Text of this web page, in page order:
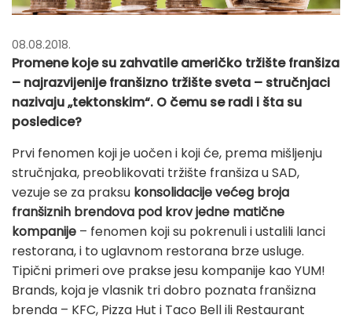
08.08.2018.
Promene koje su zahvatile američko tržište franšiza
– najrazvijenije franšizno tržište sveta – stručnjaci
nazivaju „tektonskim“. O čemu se radi i šta su
posledice?
Prvi fenomen koji je uočen i koji će, prema mišljenju
stručnjaka, preoblikovati tržište franšiza u SAD,
vezuje se za praksu konsolidacije većeg broja
franšiznih brendova pod krov jedne matične
kompanije – fenomen koji su pokrenuli i ustalili lanci
restorana, i to uglavnom restorana brze usluge.
Tipični primeri ove prakse jesu kompanije kao YUM!
Brands, koja je vlasnik tri dobro poznata franšizna
brenda – KFC, Pizza Hut i Taco Bell ili Restaurant